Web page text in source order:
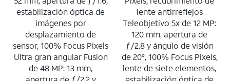
estabilización óptica de
imágenes por
desplazamiento de
sensor, 100% Focus Pixels
Ultra gran angular Fusion
de 48 MP: 13 mm,
lente antirreflejos
Teleobjetivo 5x de 12 MP:
120 mm, apertura de
ƒ/2.8 y ángulo de visión
de 20°, 100% Focus Pixels,
lente de siete elementos,